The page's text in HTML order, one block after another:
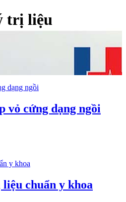
trị liệu
vỏ cứng dạng ngồi
chuẩn y khoa